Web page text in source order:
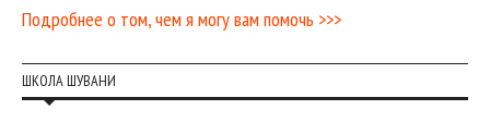
Подробнее о том, чем я могу вам помочь >>>
ШКОЛА ШУВАНИ